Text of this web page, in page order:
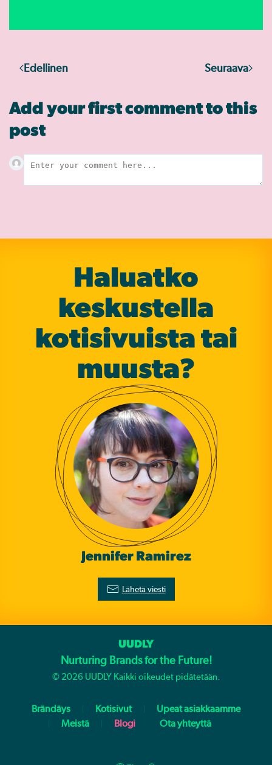
Edellinen Seuraava
Add your first comment to this
post
Haluatko
keskustella
koti­sivuista tai
muusta?
Jennifer Ramirez
Lähetä viesti
UUDLY
Nurturing Brands for the Future!
© 2026 UUDLY Kaikki oikeudet pidätetään.
Brändäys Kotisivut
Upeat asiakkaamme
Meistä
Blogi Ota yhteyttä